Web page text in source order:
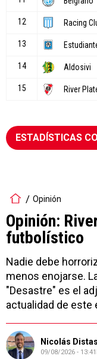
ESTADÍSTICAS
Opinión
Opinión:
futbolístico
Nadie debe
menos enojarse.
"Desastre" es el
actualidad de este
Nicolás
09/08/2026 -